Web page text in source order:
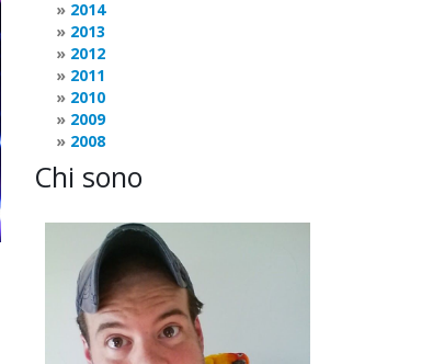
2014
2013
2012
2011
2010
2009
2008
Chi sono